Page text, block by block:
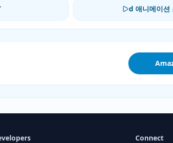
d 애니메이션
Connect